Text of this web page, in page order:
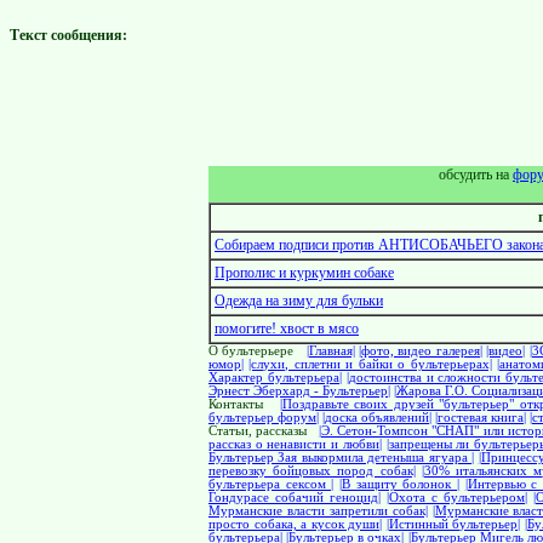
Текст сообщения:
обсудить на
Собираем подписи против АНТИСОБАЧЬЕГО
Прополис и куркумин собаке
Одежда на зиму для бульки
помогите! хвост в мясо
О бультерьере |Главная| |фото, видео галерея| |видео|
юмор|
|слухи, сплетни и байки о бультерьерах|
Характер бультерьера|
|достоинства и сложности
Эрнест Эберхард - Бультерьер|
|Жарова Г.О.
Контакты
|Поздравьте своих друзей "бультерьер"
бультерьер форум|
|доска объявлений| |гостевая книга|
Статьи, рассказы
|Э. Сетон-Томпсон "СНАП" или
рассказ о ненависти и любви|
|запрещены ли
Бультерьер Зая выкормила детеныша ягуара |
перевозку бойцовых пород cобак|
|30% итальянских
бультерьера сексом |
|В защиту болонок | |Интервью с
Гондурасе собачий геноцид|
|Охота с бультерьером|
Мурманские власти запретили собак|
|Мурманские
просто собака, а кусок души|
|Истинный бультерьер|
бультерьера|
|Бультерьер в очках| |Бультерьер Мигель